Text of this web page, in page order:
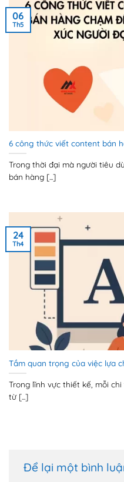
6 công thức viết content bán
Trong thời đại mà người tiêu
bán hàng [...]
06
Th5
Tầm quan trọng của việc lựa
Trong lĩnh vực thiết kế, mỗi
từ [...]
24
Th4
Để lại một bình